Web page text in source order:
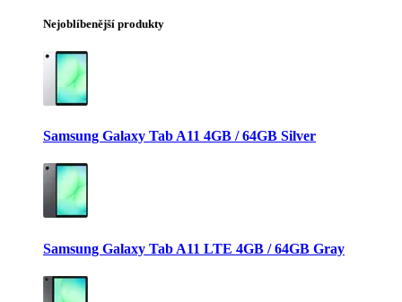
Nejoblíbenější produkty
Samsung Galaxy Tab A11 4GB / 64GB Silver
Samsung Galaxy Tab A11 LTE 4GB / 64GB Gray